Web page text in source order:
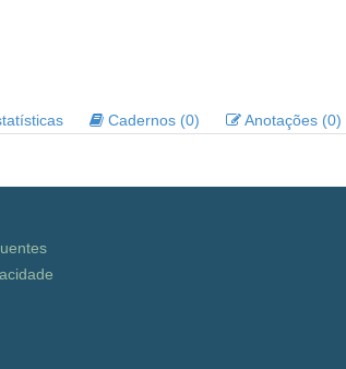
Cadernos (0) Anotações (0)